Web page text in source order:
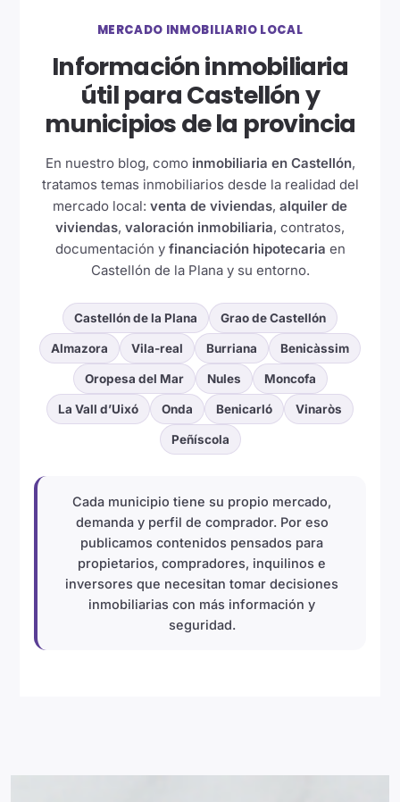
MERCADO INMOBILIARIO LOCAL
Información inmobiliaria
útil para Castellón y
municipios de la provincia
En nuestro blog, como inmobiliaria en Castellón,
tratamos temas inmobiliarios desde la realidad del
mercado local: venta de viviendas, alquiler de
viviendas, valoración inmobiliaria, contratos,
documentación y financiación hipotecaria en
Castellón de la Plana y su entorno.
Castellón de la Plana Grao de Castellón
Almazora Vila-real Burriana Benicàssim
Oropesa del Mar Nules Moncofa
La Vall d’Uixó Onda Benicarló Vinaròs
Peñíscola
Cada municipio tiene su propio mercado,
demanda y perfil de comprador. Por eso
publicamos contenidos pensados para
propietarios, compradores, inquilinos e
inversores que necesitan tomar decisiones
inmobiliarias con más información y
seguridad.